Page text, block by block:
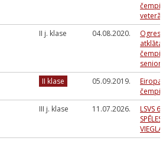
II j. klase 04.08.2020.
Ogres
II klase 05.09.2019.
III j. klase 11.07.2026.
LSVS
SPĒLES -